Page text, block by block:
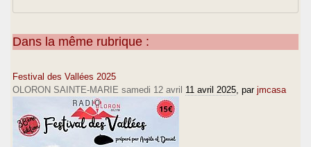
Dans la même rubrique :
Festival des Vallées 2025
OLORON SAINTE-MARIE samedi 12 avril 11 avril 2025 , par jmcasa